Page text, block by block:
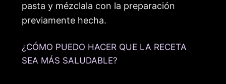
pasta y mézclala con la preparación
previamente hecha.
¿CÓMO PUEDO HACER QUE LA RECETA
SEA MÁS SALUDABLE?